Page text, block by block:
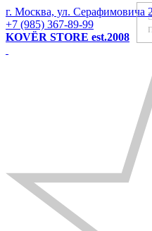
г. Москва, ул. Серафимовича
+7 (985) 367-89-99
KOVЁR STORE est.2008